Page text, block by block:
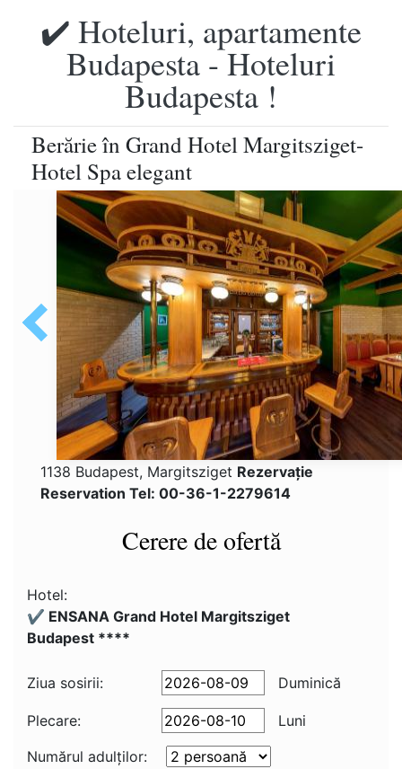
✔️ Hoteluri, apartamente
Budapesta - Hoteluri
Budapesta !
Berărie în Grand Hotel Margitsziget-
Hotel Spa elegant
1138 Budapest, Margitsziget Rezervaţie
Reservation Tel: 00-36-1-2279614
Cerere de ofertă
Hotel:
✔️ ENSANA Grand Hotel Margitsziget
Budapest ****
Ziua sosirii: Duminică
Plecare:
Luni
Numărul adulţilor: